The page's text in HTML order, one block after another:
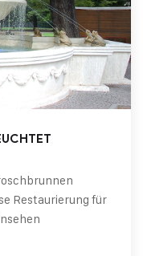
Restaurierung für